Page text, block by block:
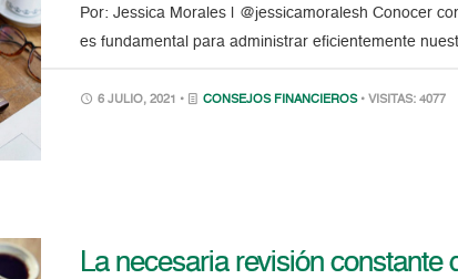
Por: Jessica Morales | @jessicamoralesh Conocer
es fundamental para administrar eficientemente
6 JULIO, 2021 • CONSEJOS FINANCIEROS • VISITAS: 4077
La necesaria revisión constante